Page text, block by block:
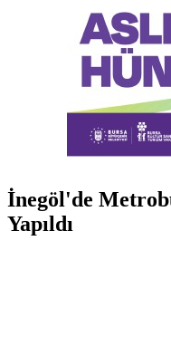
İnegöl'de
Yapıldı